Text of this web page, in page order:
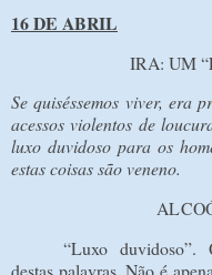
16 DE ABRIL
IRA: UM
Se quiséssemos viver, era
acessos violentos de
luxo duvidoso para os
estas coisas são veneno.
“Luxo duvidoso”.
destas palavras. Não é